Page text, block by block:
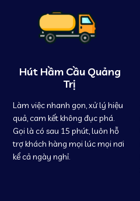
Hút Hầm Cầu Quảng
Trị
Làm việc nhanh gọn, xử lý hiệu
quả, cam kết không đục phá.
Gọi là có sau 15 phút, luôn hỗ
trợ khách hàng mọi lúc mọi nơi
kể cả ngày nghỉ.